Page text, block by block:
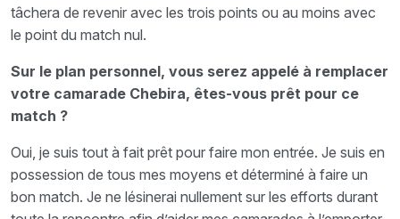
tâchera de revenir avec les trois points ou au moins avec
le point du match nul.
Sur le plan personnel, vous serez appelé à remplacer
votre camarade Chebira, êtes-vous prêt pour ce
match ?
Oui, je suis tout à fait prêt pour faire mon entrée. Je suis en
possession de tous mes moyens et déterminé à faire un
bon match. Je ne lésinerai nullement sur les efforts durant